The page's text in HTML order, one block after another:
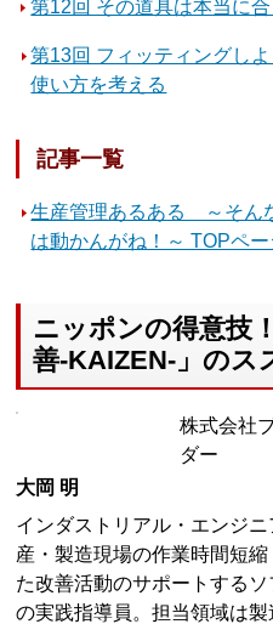
第12回 その道具は本当に合
第13回 フィッティングし
使い方を考える
記事一覧
生産管理あるある ～そん
は動かんがね！～ TOPペー
ニッポンの得意技
善-KAIZEN-」のス
株式会社
ダー
大岡 明
インダストリアル・エンジ
産・製造現場の作業時間短
た改善活動のサポートする
の実践指導員。担当領域は